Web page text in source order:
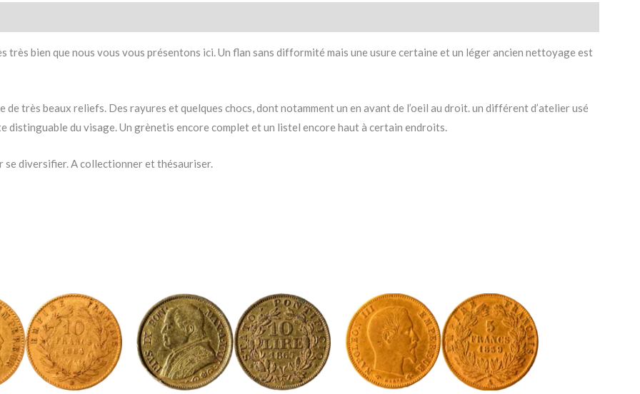
très bien que nous vous vous présentons ici. Un flan sans difformité mais une usure certaine et un léger ancien nettoyage est
très beaux reliefs. Des rayures et quelques chocs, dont notamment un en avant de l’oeil au droit. un différent d’atelier usé
distinguable du visage. Un grènetis encore complet et un listel encore haut à certain endroits.
diversifier. A collectionner et thésauriser.